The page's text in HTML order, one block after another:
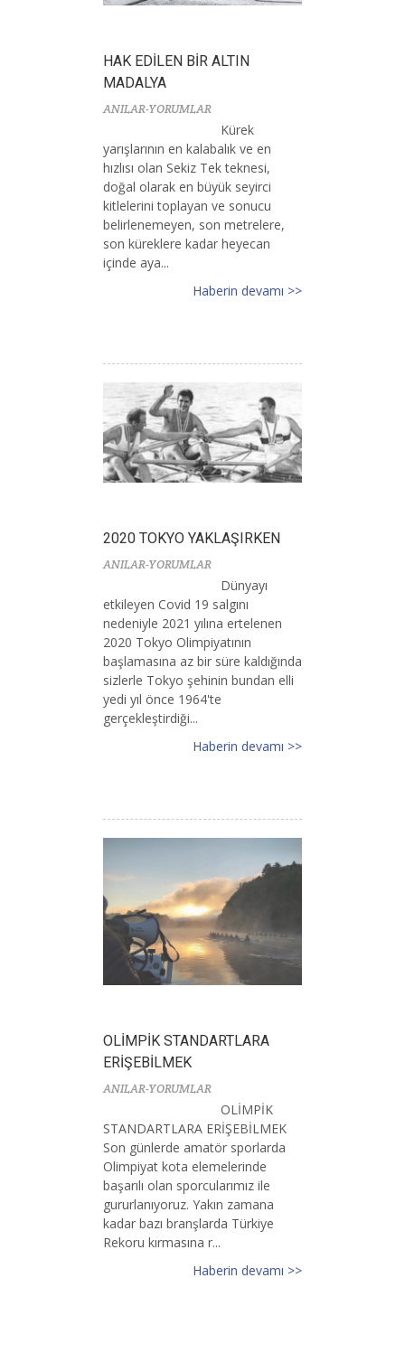
HAK EDİLEN BİR ALTIN
MADALYA
ANILAR-YORUMLAR
Kürek
yarışlarının en kalabalık ve en
hızlısı olan Sekiz Tek teknesi,
doğal olarak en büyük seyirci
kitlelerini toplayan ve sonucu
belirlenemeyen, son metrelere,
son küreklere kadar heyecan
içinde aya...
Haberin devamı >>
2020 TOKYO YAKLAŞIRKEN
ANILAR-YORUMLAR
Dünyayı
etkileyen Covid 19 salgını
nedeniyle 2021 yılına ertelenen
2020 Tokyo Olimpiyatının
başlamasına az bir süre kaldığında
sizlerle Tokyo şehinin bundan elli
yedi yıl önce 1964'te
gerçekleştirdiği...
Haberin devamı >>
OLİMPİK STANDARTLARA
ERİŞEBİLMEK
ANILAR-YORUMLAR
OLİMPİK
STANDARTLARA ERİŞEBİLMEK
Son günlerde amatör sporlarda
Olimpiyat kota elemelerinde
başarılı olan sporcularımız ile
gururlanıyoruz. Yakın zamana
kadar bazı branşlarda Türkiye
Rekoru kırmasına r...
Haberin devamı >>